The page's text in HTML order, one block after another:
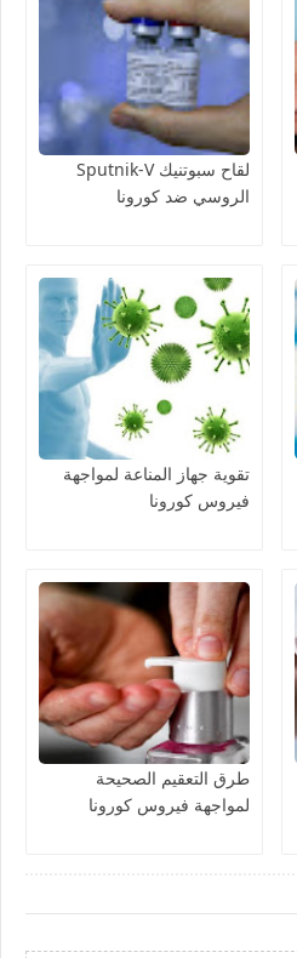
لقاح سبوتنيك Sputnik-V
الروسي ضد كورونا
تقوية جهاز المناعة لمواجهة
فيروس كورونا
طرق التعقيم الصحيحة
لمواجهة فيروس كورونا